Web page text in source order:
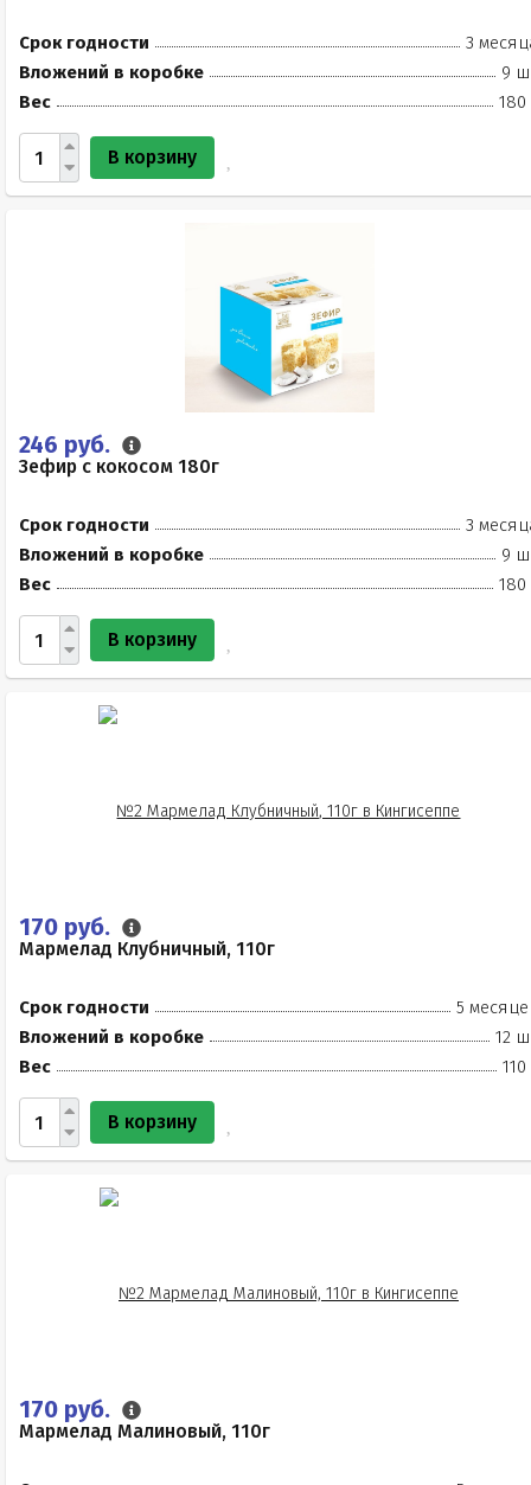
Срок годности
3
Вложений в коробке
9
Вес
180
В корзину
246 руб.
Зефир с кокосом 180г
Срок годности
3
Вложений в коробке
9
Вес
180
В корзину
170 руб.
Мармелад Клубничный, 110г
Срок годности
5
Вложений в коробке
12
Вес
110
В корзину
170 руб.
Мармелад Малиновый, 110г